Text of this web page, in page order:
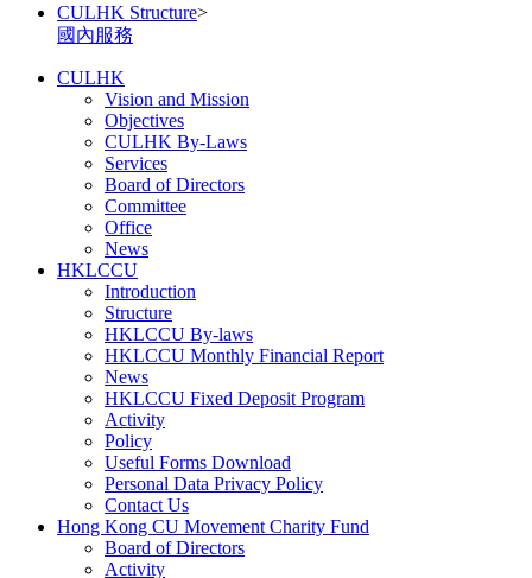
CULHK Structure>
國內服務
CULHK
Vision and Mission
Objectives
CULHK By-Laws
Services
Board of Directors
Committee
Office
News
HKLCCU
Introduction
Structure
HKLCCU By-laws
HKLCCU Monthly Financial Report
News
HKLCCU Fixed Deposit Program
Activity
Policy
Useful Forms Download
Personal Data Privacy Policy
Contact Us
Hong Kong CU Movement Charity Fund
Board of Directors
Activity